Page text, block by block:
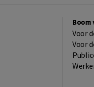
Boom
Voor
Voor